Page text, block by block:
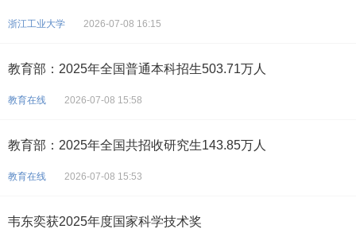
浙江工业大学 2026-07-08 16:15
教育部：2025年全国普通本科招生503.71万人
教育在线 2026-07-08 15:58
教育部：2025年全国共招收研究生143.85万人
教育在线 2026-07-08 15:53
韦东奕获2025年度国家科学技术奖